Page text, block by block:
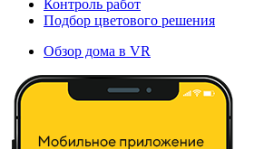
Контроль работ
Подбор цветового решения
Обзор дома в VR